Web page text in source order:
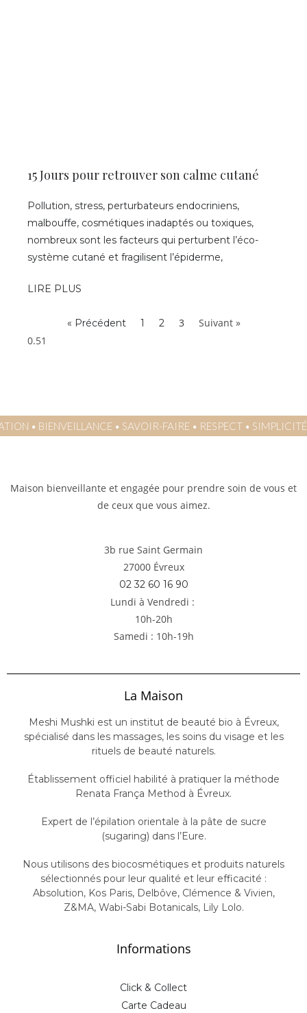
15 Jours pour retrouver son calme cutané
Pollution, stress, perturbateurs endocriniens,
malbouffe, cosmétiques inadaptés ou toxiques,
nombreux sont les facteurs qui perturbent l’éco-
système cutané et fragilisent l’épiderme,
LIRE PLUS
« Précédent 1 2 3 Suivant »
•AUTHENTICITÉ•INSPIRATION •BIENVEILLANCE•
Maison bienveillante et engagée pour prendre soin de vous et
de ceux que vous aimez.
3b rue Saint Germain
27000 Évreux
02 32 60 16 90
Lundi à Vendredi :
10h-20h
Samedi : 10h-19h
La Maison
Meshi Mushki est un institut de beauté bio à Évreux,
spécialisé dans les massages, les soins du visage et les
rituels de beauté naturels.
Établissement officiel habilité à pratiquer la méthode
Renata França Method à Évreux.
Expert de l’épilation orientale à la pâte de sucre
(sugaring) dans l’Eure.
Nous utilisons des biocosmétiques et produits naturels
sélectionnés pour leur qualité et leur efficacité :
Absolution, Kos Paris, Delbôve, Clémence & Vivien,
Z&MA, Wabi-Sabi Botanicals, Lily Lolo.
Informations
Click & Collect
Carte Cadeau